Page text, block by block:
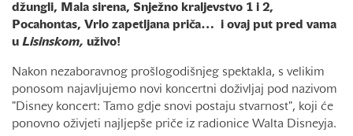
džungli, Mala sirena, Snježno kraljevstvo 1 i 2,
Pocahontas, Vrlo zapetljana priča… i ovaj put pred vama
u Lisinskom, uživo!
Nakon nezaboravnog prošlogodišnjeg spektakla, s velikim
ponosom najavljujemo novi koncertni doživljaj pod nazivom
"Disney koncert: Tamo gdje snovi postaju stvarnost", koji će
ponovno oživjeti najljepše priče iz radionice Walta Disneyja.